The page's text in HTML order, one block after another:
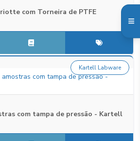
com Torneira de PTFE
com tampa de pressão - Kartell
Kartell Labware